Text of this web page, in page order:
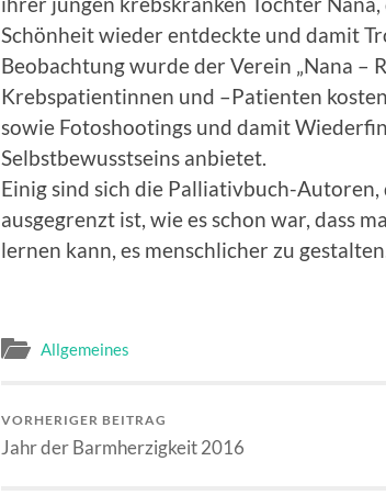
Schönheit wieder entdeckte und damit
Beobachtung wurde der Verein „Nana –
Krebspatientinnen und –Patienten
sowie Fotoshootings und damit
Selbstbewusstseins anbietet.
Einig sind sich die Palliativbuch-Autoren,
ausgegrenzt ist, wie es schon war, dass
lernen kann, es menschlicher zu
Allgemeines
VORHERIGER BEITRAG
Jahr der Barmherzigkeit 2016